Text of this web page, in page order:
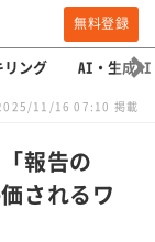
無料登録
リング AI・生成AI
11/16 07:10 掲載
報告の
されるワ